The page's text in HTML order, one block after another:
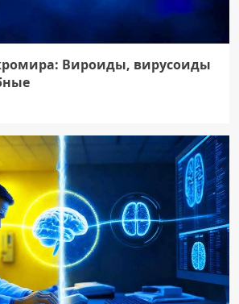
Вироиды, вирусоиды